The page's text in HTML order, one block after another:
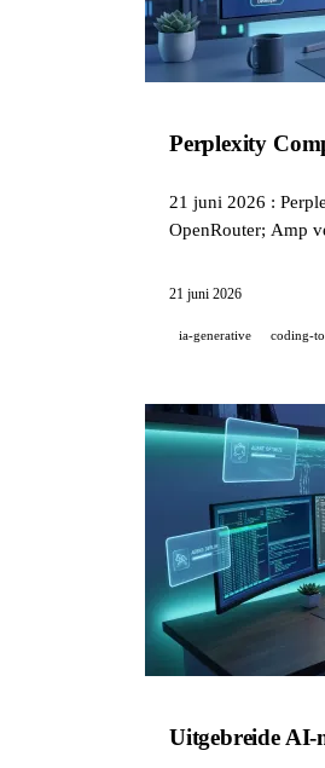
Perplexity
21 juni 2026 :
OpenRouter; Amp
21 juni 2026
ia-generative coding-
Uitgebreide AI-